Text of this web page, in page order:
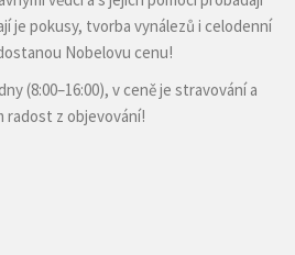
je pokusy, tvorba vynálezů i celodenní
Nobelovu cenu!
(8:00–16:00), v ceně je stravování a
radost z objevování!